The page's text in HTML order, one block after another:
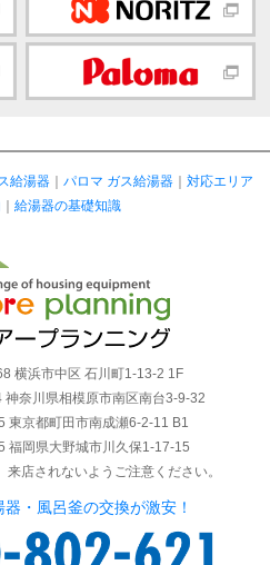
給湯器｜ パロマ ガス給湯器｜ 対応エリア
｜ 給湯器の基礎知識
横浜市中区 石川町1-13-2 1F
奈川県相模原市南区南台3-9-32
東京都町田市南成瀬6-2-11 B1
福岡県大野城市川久保1-17-15
店されないようご注意ください。
・風呂釜の交換が激安！